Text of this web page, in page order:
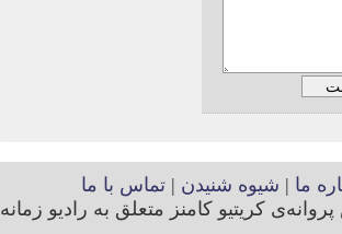
ما | شیوه شنیدن |تماس با ما
کریتیو کامنز متعلق به رادیو زمانه